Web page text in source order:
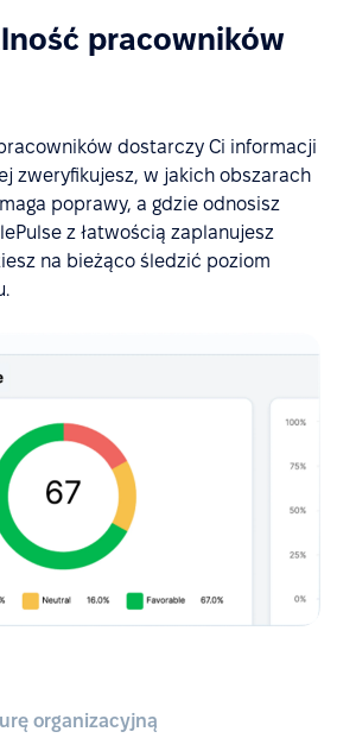
pracowników
dostarczy Ci informacji
zweryfikujesz, w jakich obszarach
poprawy, a gdzie odnosisz
z łatwością zaplanujesz
na bieżąco śledzić poziom
organizacyjną